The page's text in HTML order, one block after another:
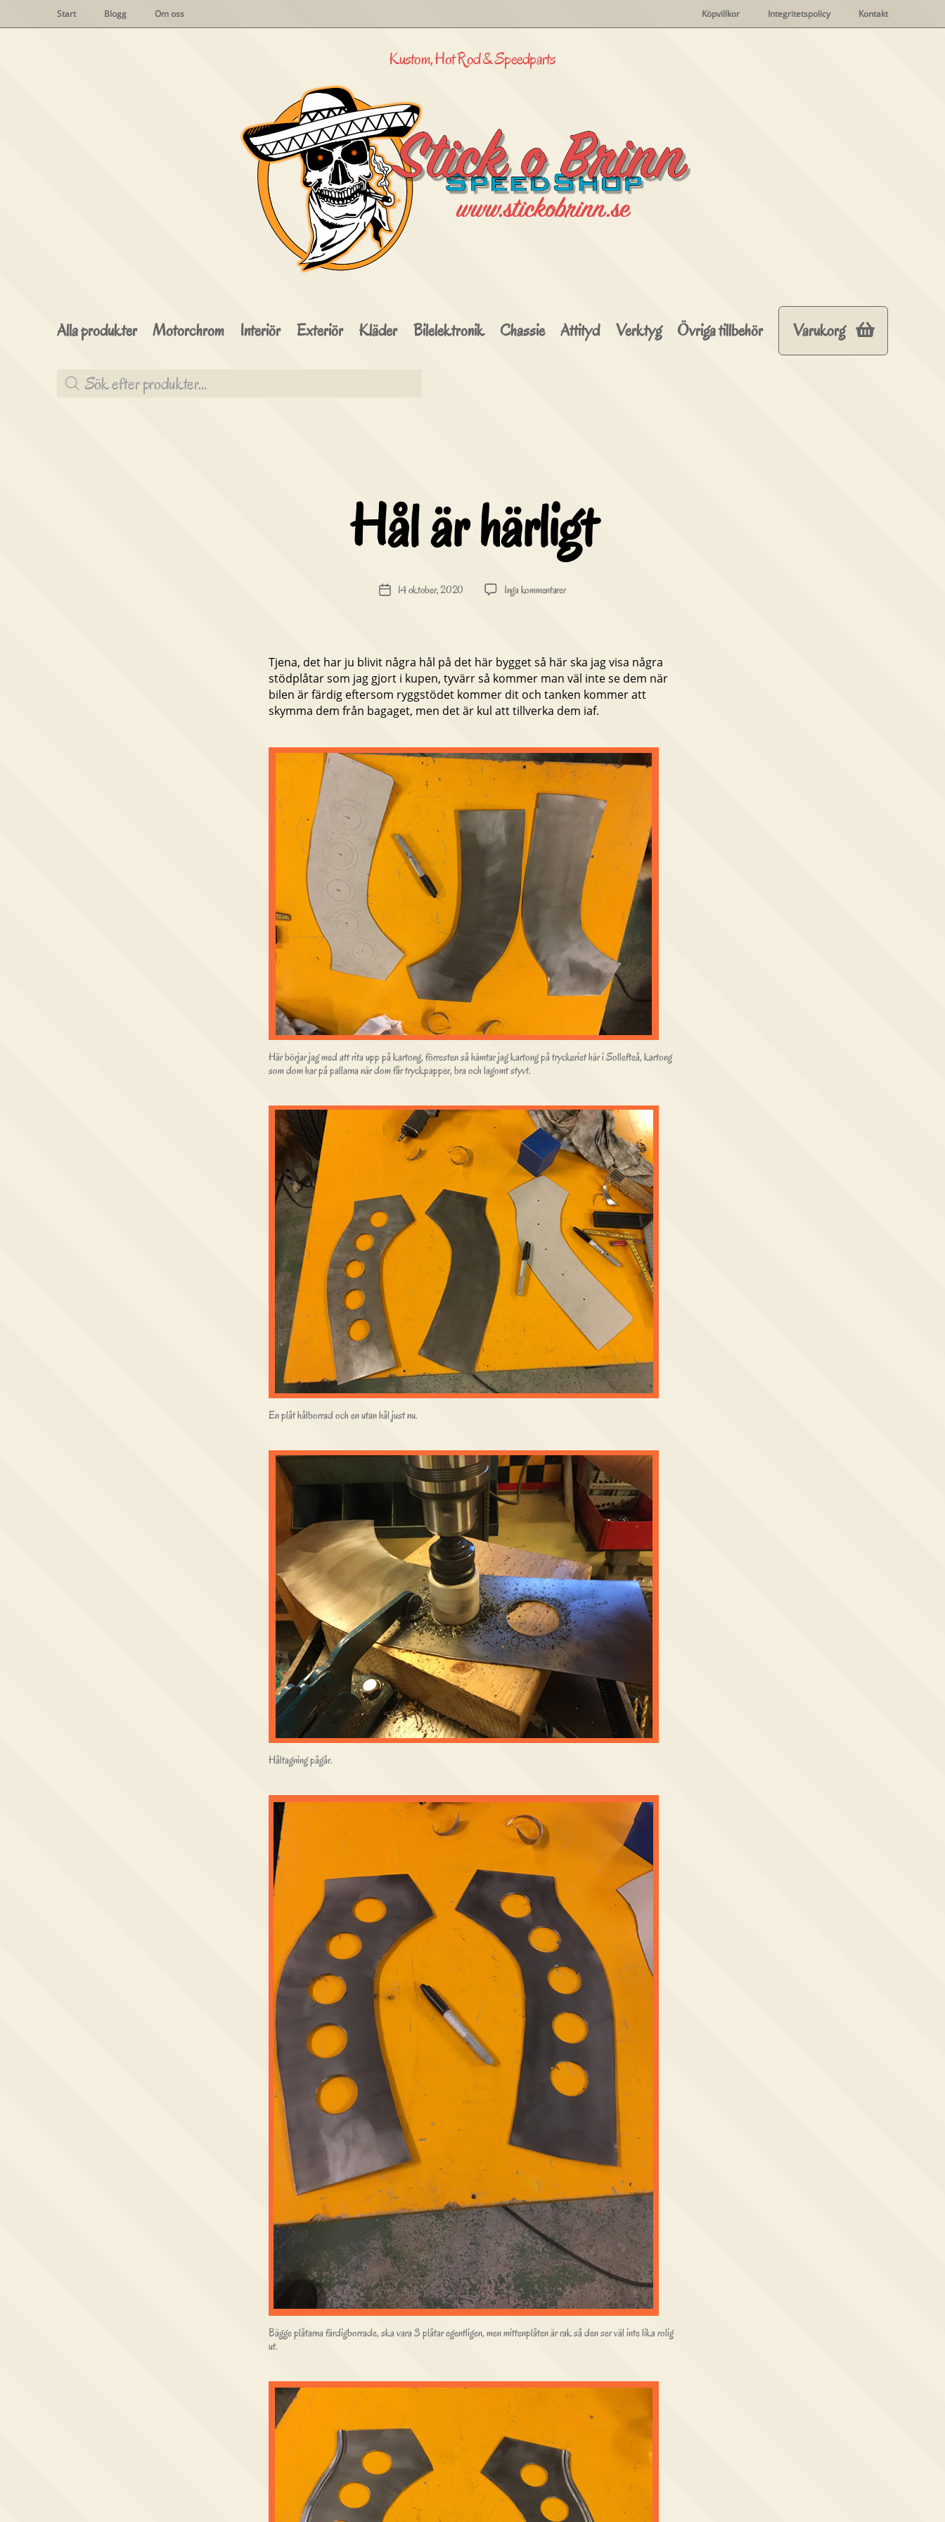
Start Blogg Om oss Köpvillkor Integritetspolicy Kontakt
Kustom, Hot Rod & Speedparts
brinn
Speedshop
Alla produkter Motorchrom Interiör Exteriör Kläder Bilelektronik Chassie Attityd Verktyg Övriga tillbehör Varukorg
Produktsökning
Hål är härligt
Inläggsdatum
14 oktober, 2020 Inga kommentarertill
Tjena, det har ju blivit några hål på det här bygget så här ska jag visa några
stödplåtar som jag gjort i kupen, tyvärr så kommer man väl inte se dem när
bilen är färdig eftersom ryggstödet kommer dit och tanken kommer att
skymma dem från bagaget, men det är kul att tillverka dem iaf.
Här börjar jag med att rita upp på kartong, förresten så hämtar jag kartong på tryckeriet här i Sollefteå, kartong
som dom har på pallarna när dom får tryckpapper, bra och lagomt styvt.
En plåt hålborrad och en utan hål just nu.
Håltagning pågår.
Bägge plåtarna färdigborrade, ska vara 3 plåtar egentligen, men mittenplåten är rak så den ser väl inte lika rolig
ut.